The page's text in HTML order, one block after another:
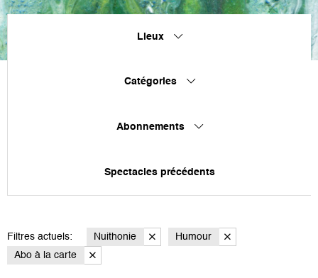
Lieux
Catégories
Abonnements
Spectacles précédents
Filtres actuels: Nuithonie
Humour
Abo à la carte